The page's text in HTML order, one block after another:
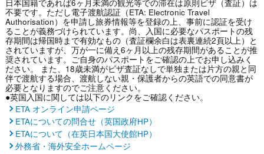
日本国籍であれば6ヶ月未満の観光等での滞在は原則ビザ（査証）は
不要です。ただし電子渡航認証（ETA: Electronic Travel
Authorisation）を申請し旅券情報等を登録の上、事前に認証を受け
ることが義務づけられています。尚、入国に必要なパスポートの残
存期間は帰国時まで有効なもの（査証欄余白は表裏連続2頁以上）と
されていますが、万が一に備え6ヶ月以上の残存期間があることが推
奨されています。ご自身のパスポートをご確認の上でお申し込みく
ださい。 また、18歳未満がビザ査証なしで単独または片方の親と同
伴で渡航する場合、渡航しない親・保護者からの英語での同意書が
必要となりますのでご注意ください。
●英国入国に関しては以下のリンクをご確認ください。
ETA オンライン申請ページ
ETAについての問合せ（英国政府HP）
ETAについて（在英日本国大使館HP）
外務省・海外安全ホームページ